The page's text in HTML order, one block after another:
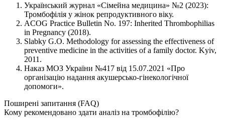
Український журнал «Сімейна медицина» №2 (2023):
Тромбофілія у жінок репродуктивного віку.
ACOG Practice Bulletin No. 197: Inherited Thrombophilias
in Pregnancy (2018).
Slabky G.O. Methodology for assessing the effectiveness of
preventive medicine in the activities of a family doctor. Kyiv,
2011.
Наказ МОЗ України №417 від 15.07.2021 «Про
організацію надання акушерсько-гінекологічної
допомоги».
Поширені запитання (FAQ)
Кому рекомендовано здати аналіз на тромбофілію?